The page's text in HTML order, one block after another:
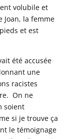
volubile et
Joan, la femme
et est
été accusée
une
racistes
On ne
soient
si je trouve ça
le témoignage